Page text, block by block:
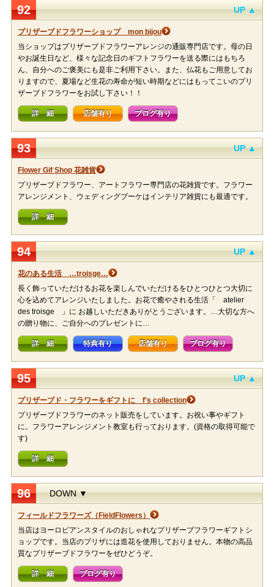
92 UP ▲
プリザーブドフラワーショップ mon bijou
当ショップはプリザーブドフラワーアレンジの通販専門店です。母の日
やお誕生日など、様々な記念日のギフトフラワーを送る際にはもちろ
ん、自分へのご褒美にも是非ご利用下さい。また、仏花もご用意してお
りますので、夏場など生花の寿命が短い時期などにはもってこいのプリ
ザーブドフラワーをお試し下さい！！
詳 細 店舗有り ブログ有り
93 UP ▲
Flower Gif Shop 花雑貨
プリザーブドフラワー、アートフラワー専門店の花雑貨です。フラワー
アレンジメント、ウェディングブーケはインテリア雑貨にも最適です。
詳 細
94 UP ▲
花のある生活 …troisge…
長く飾っていただけるお花を楽しんでいただけるをひとつひとつ大切に
心を込めてアレンジいたしました。お花で癒やされる生活「 atelier
des troisge 」に お越しいただきありがとうございます。…大切な方へ
の贈り物に、ご自分へのプレゼントに…
詳 細 特典有り 店舗有り ブログ有り
95 UP ▲
プリザーブド・フラワーをギフトに f's collection
プリザーブドフラワーのネット販売をしています。お祝い事やギフト
に。フラワーアレンジメント教室も行っております。(資格の取得可能で
す)
詳 細
96 DOWN ▼
フィールドフラワーズ（FieldFlowers）
当店はヨーロピアンスタイルのおしゃれなプリザーブフラワーギフトシ
ョップです。当店のプリザには造花を使用しておりません。本物の高品
質なプリザーブドフラワーをぜひどうぞ。
詳 細 ブログ有り